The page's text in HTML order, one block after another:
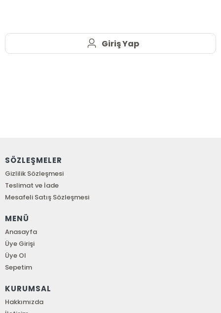
Giriş Yap
SÖZLEŞMELER
Gizlilik Sözleşmesi
Teslimat ve İade
Mesafeli Satış Sözleşmesi
MENÜ
Anasayfa
Üye Girişi
Üye Ol
Sepetim
KURUMSAL
Hakkımızda